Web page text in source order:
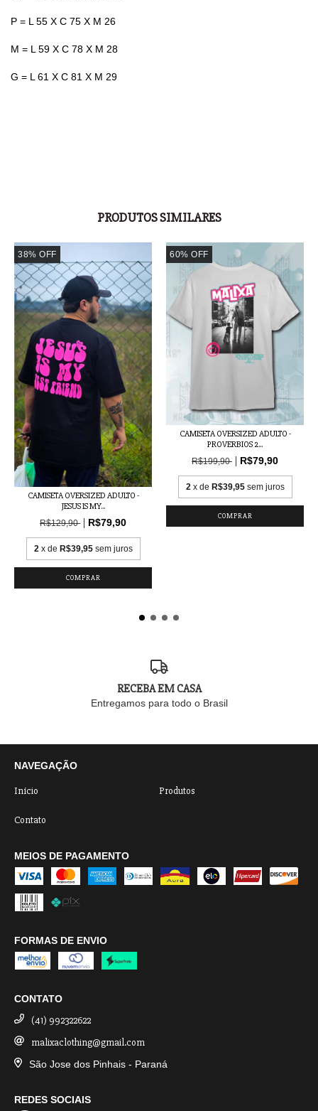
P = L 55 X C 75 X M 26
M = L 59 X C 78 X M 28
G = L 61 X C 81 X M 29
PRODUTOS SIMILARES
38% OFF
CAMISETA OVERSIZED ADULTO -
JESUS IS MY...
R$129,90 R$79,90
2 x de R$39,95 sem juros
COMPRAR
60% OFF
CAMISETA OVERSIZED ADULTO -
PROVERBIOS 2...
R$199,90 R$79,90
2 x de R$39,95 sem juros
COMPRAR
RECEBA EM CASA
Entregamos para todo o Brasil
NAVEGAÇÃO
Início Produtos
Contato
MEIOS DE PAGAMENTO
FORMAS DE ENVIO
CONTATO
(41) 992322622
malixaclothing@gmail.com
São Jose dos Pinhais - Paraná
REDES SOCIAIS